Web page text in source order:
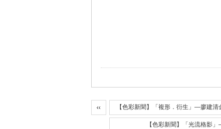
【色彩新聞】「複形．衍生」—廖建
【色彩新聞】「光流格影